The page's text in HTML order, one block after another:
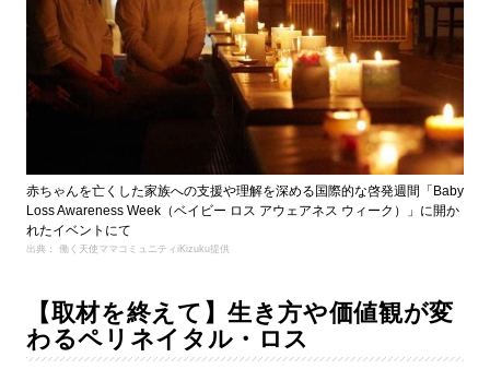
赤ちゃんを亡くした家族への支援や理解を深める国際的な啓発週間「Baby
Loss Awareness Week（ベイビー ロス アウェアネス ウィーク）」に開か
れたイベントにて
出典： 働く天使ママコミュニティiKizuku提供
【取材を終えて】生き方や価値観が変
わるペリネイタル・ロス